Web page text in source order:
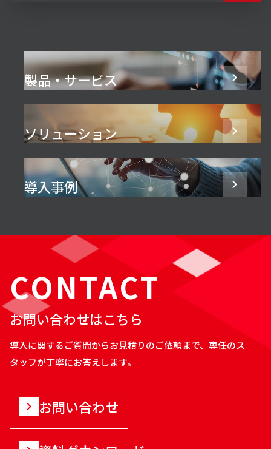
製品・サービス
ソリューション
導入事例
CONTACT
お問い合わせはこちら
導入に関するご質問からお見積りのご依頼まで、専任のス
タッフが丁寧にお答えします。
お問い合わせ